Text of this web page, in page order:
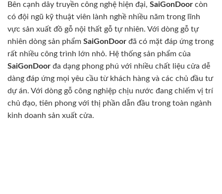
Bên cạnh dây truyền công nghệ hiện đại, SaiGonDoor còn
có đội ngũ kỹ thuật viên lành nghề nhiều năm trong lĩnh
vực sản xuất đồ gỗ nội thất gỗ tự nhiên. Với dòng gỗ tự
nhiên dòng sản phẩm SaiGonDoor đã có mặt đáp ứng trong
rất nhiều công trình lớn nhỏ. Hệ thống sản phẩm của
SaiGonDoor đa dạng phong phú với nhiều chất liệu cửa dễ
dàng đáp ứng mọi yêu cầu từ khách hàng và các chủ đầu tư
dự án. Với dòng gỗ công nghiệp chịu nước đang chiếm vị trí
chủ đạo, tiên phong với thị phần dẫn đầu trong toàn ngành
kinh doanh sản xuất cửa.